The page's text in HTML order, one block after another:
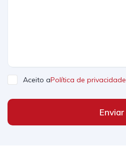
Aceito aPolítica de privacidade
Enviar